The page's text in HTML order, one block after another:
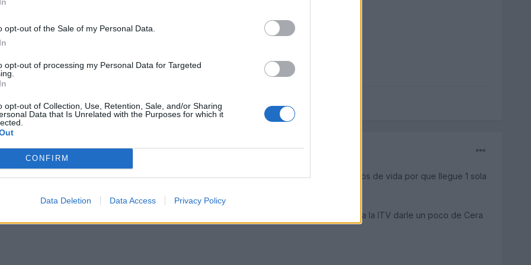
opt-out of the Sale of my Personal Data.
opt-out of processing my Personal Data for Targeted
opt-out of Collection, Use, Retention, Sale, and/or Sharing
Data that Is Unrelated with the Purposes for which it
CONFIRM
Data Deletion Data Access Privacy Policy
llegue al corte de inyeccion una vez, ni dos...
va a sufrir daños irreversibles, que nunca volverá a ser el mismo, o que se le van a ir 2 años de vida por que llegue 1 sola
normal, no le exige trabajo excesivo al motor. Es más siempre es bueno antes de llevarlo a la ITV darle un poco de Cera